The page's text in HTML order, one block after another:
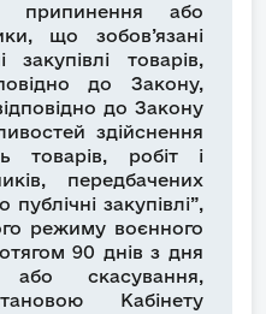
або
що зобов’язані
закупівлі товарів,
до Закону,
до Закону
здійснення
товарів, робіт і
передбачених
закупівлі”,
режиму воєнного
90 днів з дня
скасування,
Кабінету